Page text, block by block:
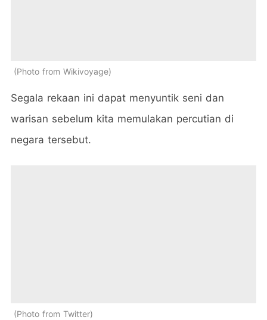
Photo from Wikivoyage
Segala rekaan ini dapat menyuntik seni dan
warisan sebelum kita memulakan percutian di
negara tersebut.
Photo from Twitter